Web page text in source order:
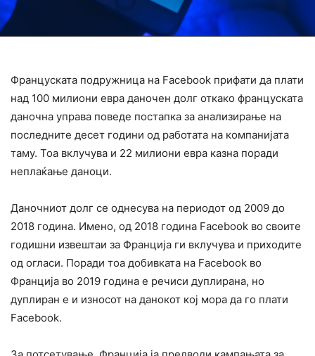
Француската подружница на Facebook прифати да плати
над 100 милиони евра даночен долг откако француската
даночна управа поведе постапка за анализирање на
последните десет години од работата на компанијата
таму. Тоа вклучува и 22 милиони евра казна поради
неплаќање даноци.
Даночниот долг се однесува на периодот од 2009 до
2018 година. Имено, од 2018 година Facebook во своите
годишни извештаи за Франција ги вклучува и приходите
од огласи. Поради тоа добивката на Facebook во
Франција во 2019 година е речиси дуплирана, но
дуплиран е и износот на данокот кој мора да го плати
Facebook.